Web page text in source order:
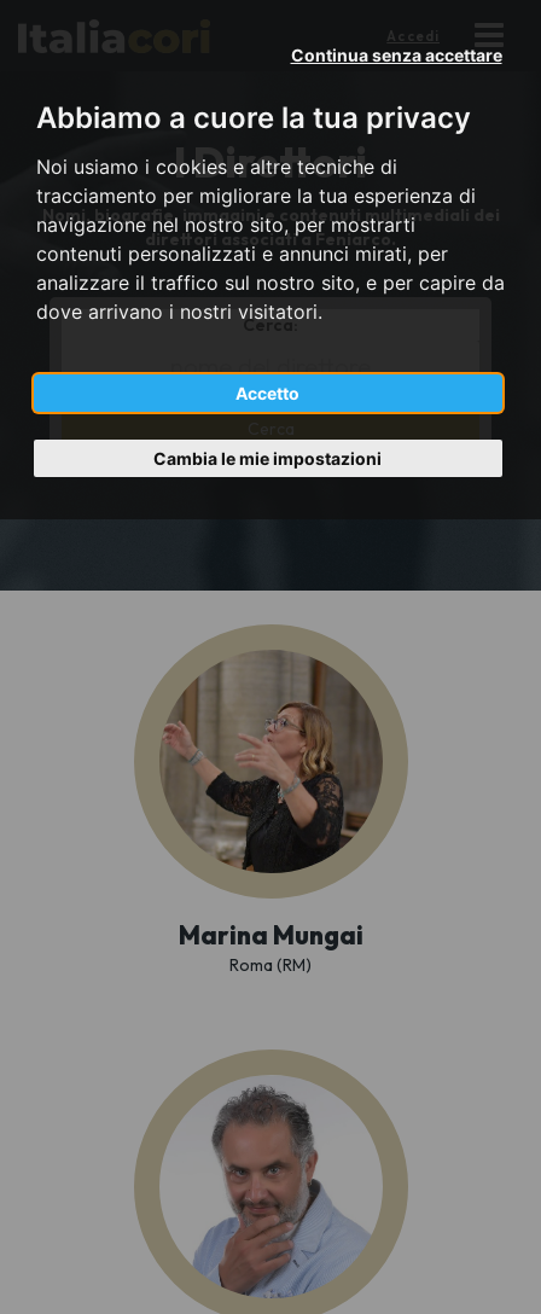
Abbiamo a cuore la tua privacy
Noi usiamo i cookies e altre tecniche di
tracciamento per migliorare la tua esperienza di
navigazione nel nostro sito, per mostrarti
contenuti personalizzati e annunci mirati, per
analizzare il traffico sul nostro sito, e per capire da
dove arrivano i nostri visitatori.
Accetto
Continua senza accettare
Cambia le mie impostazioni
Accedi
I Direttori
Nomi, biografie, immagini e contenuti multimediali dei
direttori associati a Feniarco.
Cerca:
Full
name
cont
Marina Mungai
Roma (RM)